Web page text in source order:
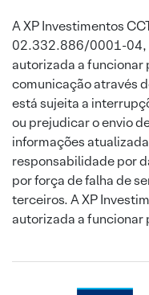
A XP Investimentos
02.332.886/0001-04,
autorizada a funcionar
comunicação através
está sujeita a
ou prejudicar o envio
informações
responsabilidade por
por força de falha de
terceiros. A XP
autorizada a funcionar